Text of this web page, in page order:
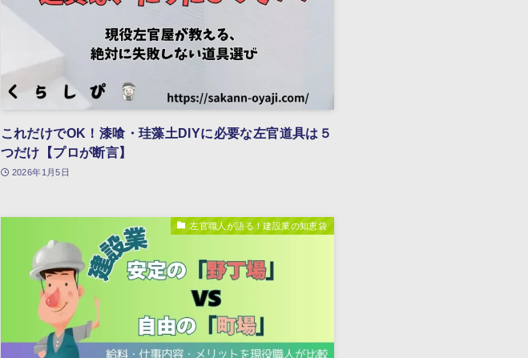
これだけでOK！漆喰・珪藻土DIYに必要な左官道具は５
つだけ【プロが断言】
2026年1月5日
左官職人が語る！建設業の知恵袋